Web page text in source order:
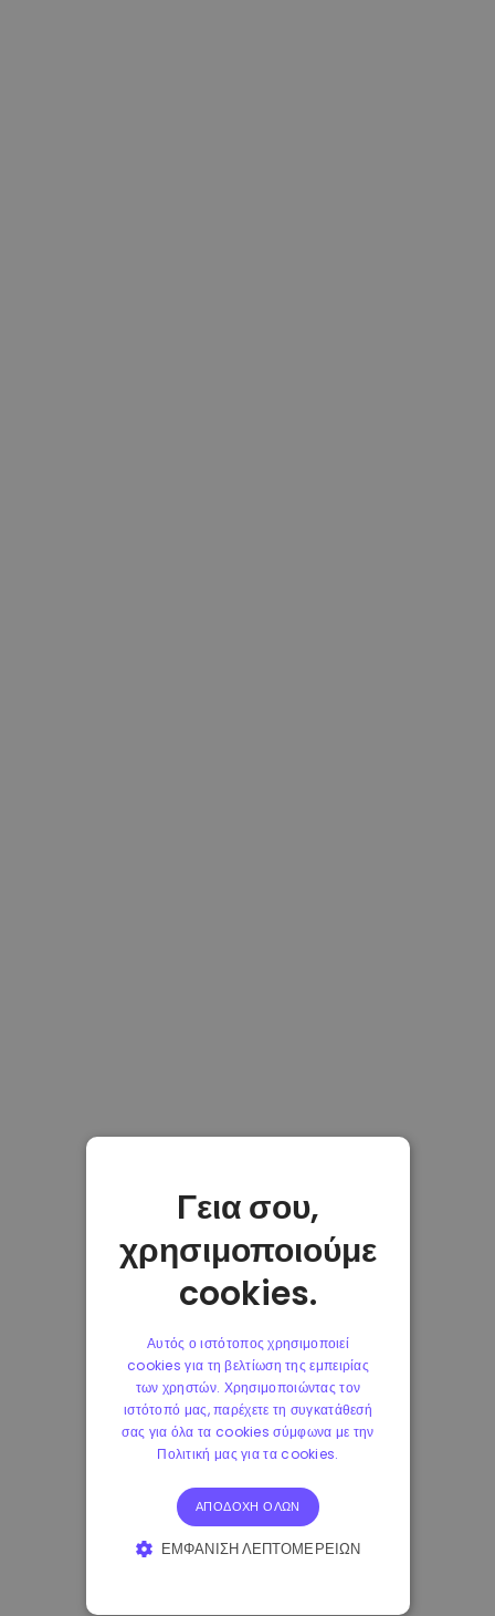
Γεια σου,
χρησιμοποιούμε
cookies.
Αυτός ο ιστότοπος χρησιμοποιεί
cookies για τη βελτίωση της εμπειρίας
των χρηστών. Χρησιμοποιώντας τον
ιστότοπό μας, παρέχετε τη συγκατάθεσή
σας για όλα τα cookies σύμφωνα με την
Πολιτική μας για τα cookies.
ΑΠΟΔΟΧΉ ΌΛΩΝ
ΕΜΦΆΝΙΣΗ ΛΕΠΤΟΜΕΡΕΙΏΝ